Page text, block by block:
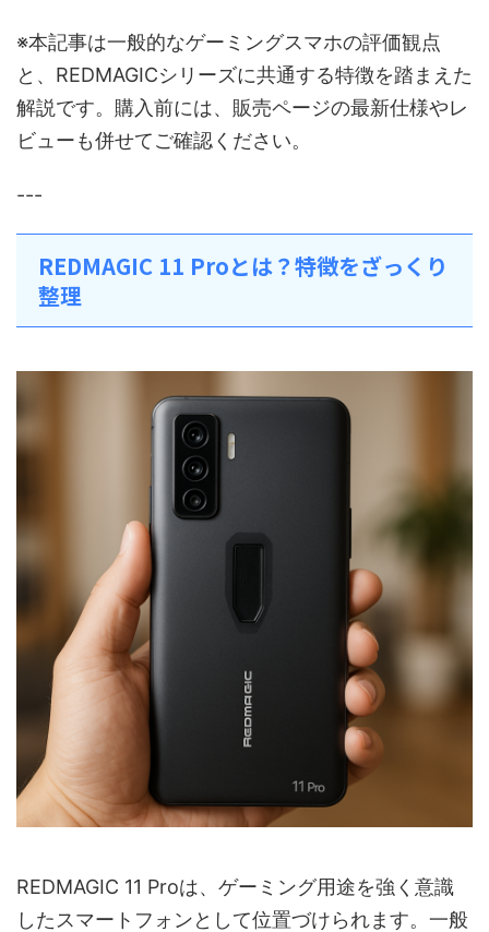
※本記事は一般的なゲーミングスマホの評価観点
と、REDMAGICシリーズに共通する特徴を踏まえた
解説です。購入前には、販売ページの最新仕様やレ
ビューも併せてご確認ください。
---
REDMAGIC 11 Proとは？特徴をざっくり
整理
REDMAGIC 11 Proは、ゲーミング用途を強く意識
したスマートフォンとして位置づけられます。一般